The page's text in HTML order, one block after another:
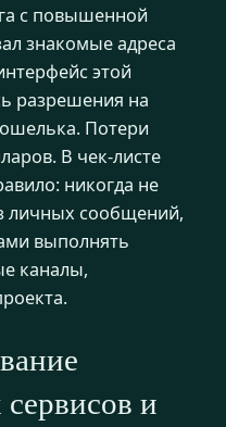
с повышенной
знакомые адреса
этой
разрешения на
Потери
В чек-листе
никогда не
личных сообщений,
выполнять
каналы,
и